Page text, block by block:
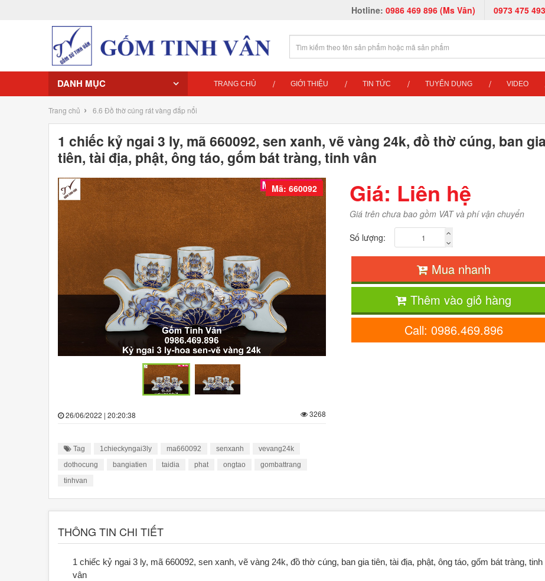
Hotline: 0986 469 896 (Ms Vân) 0973 475
DANH MỤC TRANG CHỦ GIỚI THIỆU TIN TỨC TUYỂN DỤNG VIDEO
Trang chủ › 6.6 Đồ thờ cúng rát vàng đắp nổi
1 chiếc kỷ ngai 3 ly, mã 660092, sen xanh, vẽ vàng 24k, đồ thờ cúng, ban gia
tiên, tài địa, phật, ông táo, gốm bát tràng, tinh vân
Mã: 660092
26/06/2022 | 20:20:38 3268
Tag 1chieckyngai3ly ma660092 senxanh
vevang24k
dothocung
bangiatien taidia phat ongtao
gombattrang
tinhvan
Giá: Liên hệ
Giá trên chưa bao gồm VAT và phí vận chuyển
Số lượng:
Mua nhanh
Thêm vào giỏ hàng
Call: 0986.469.896
THÔNG TIN CHI TIẾT
1 chiếc kỷ ngai 3 ly, mã 660092, sen xanh, vẽ vàng 24k, đồ thờ cúng, ban gia tiên, tài địa, phật, ông táo, gốm bát tràng, tinh
vân